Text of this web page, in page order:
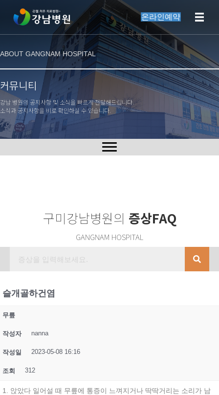
온라인예약
ABOUT GANGNAM HOSPITAL
커뮤니티
강남 병원의 공지사항 및 소식을 빠르게 전달해드립니다.
소식과 공지사항을 비로 확인하실 수 있습니다.
구미강남병원의 증상FAQ
GANGNAM HOSPITAL
슬개골하건염
무릎
작성자 nanna
작성일 2023-05-08 16:16
조회 312
1. 앉았다 일어설 때 무릎에 통증이 느껴지거나 딱딱거리는 소리가 남